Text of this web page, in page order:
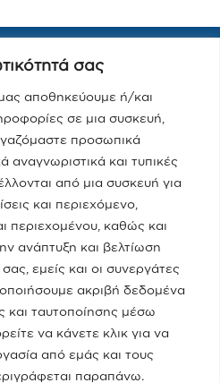
σας
αποθηκεύουμε ή/και
σε μια συσκευή,
προσωπικά
και τυπικές
από μια συσκευή για
και περιεχόμενο,
περιεχομένου, καθώς και
ανάπτυξη και βελτίωση
εμείς και οι συνεργάτες
ακριβή δεδομένα
και ταυτοποίησης μέσω
να κάνετε κλικ για να
από εμάς και τους
παραπάνω.
για όλα τα τελευταία νέα